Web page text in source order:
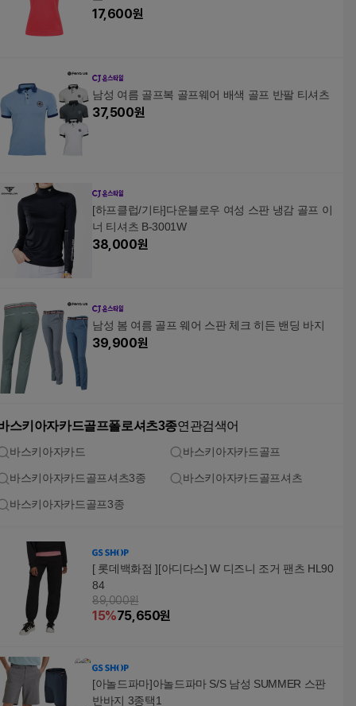
17,600원
남성 여름 골프복 골프웨어 배색 골프 반팔 티셔츠
37,500원
[하프클럽/기타]다운블로우 여성 스판 냉감 골프 이
너 티셔츠 B-3001W
38,000원
남성 봄 여름 골프 웨어 스판 체크 히든 밴딩 바지
39,900원
스키아자카드골프폴로셔츠3종연관검색어
바스키아자카드 바스키아자카드골프
바스키아자카드골프셔츠3종 바스키아자카드골프셔츠
바스키아자카드골프3종
[ 롯데백화점 ][아디다스] W 디즈니 조거 팬츠 HL90
84
89,000원
15%75,650원
[아놀드파마]아놀드파마 S/S 남성 SUMMER 스판
반바지 3종택1